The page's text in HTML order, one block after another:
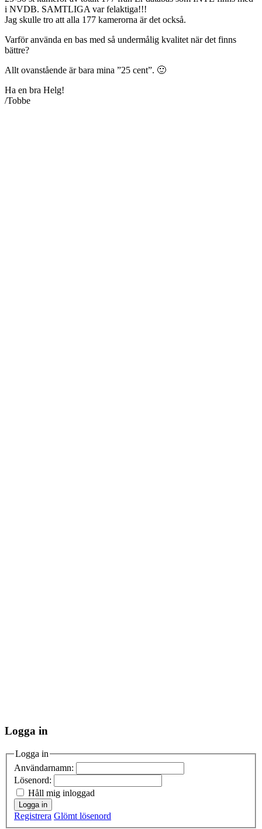
i NVDB. SAMTLIGA var felaktiga!!!
Jag skulle tro att alla 177 kamerorna är det också.
Varför använda en bas med så undermålig kvalitet när det finns
bättre?
Allt ovanstående är bara mina ”25 cent”. 🙂
Ha en bra Helg!
/Tobbe
Logga in
Logga in
Användarnamn:
Lösenord:
Håll mig inloggad
Logga in
Registrera Glömt lösenord